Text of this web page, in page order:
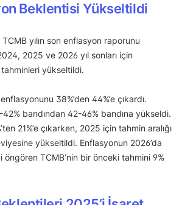
Beklentisi Yükseltildi
yılın son enflasyon raporunu
2025 ve 2026 yıl sonları için
yükseltildi.
38%’den 44%’e çıkardı.
42% bandından 42-46% bandına yükseldi.
21%’e çıkarken, 2025 için tahmin aralığı
yükseltildi. Enflasyonun 2026’da
öngören TCMB’nin bir önceki tahmini 9%